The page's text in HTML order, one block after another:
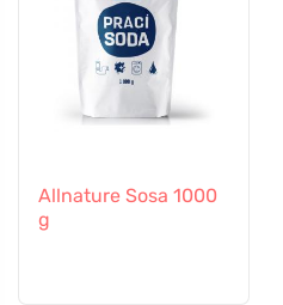
Allnature Sosa 1000
g